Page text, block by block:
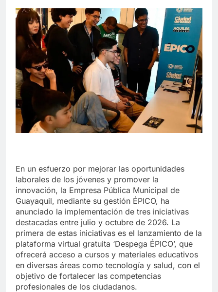
En un esfuerzo por mejorar las oportunidades
laborales de los jóvenes y promover la
innovación, la Empresa Pública Municipal de
Guayaquil, mediante su gestión ÉPICO, ha
anunciado la implementación de tres iniciativas
destacadas entre julio y octubre de 2026. La
primera de estas iniciativas es el lanzamiento de la
plataforma virtual gratuita ‘Despega ÉPICO’, que
ofrecerá acceso a cursos y materiales educativos
en diversas áreas como tecnología y salud, con el
objetivo de fortalecer las competencias
profesionales de los ciudadanos.